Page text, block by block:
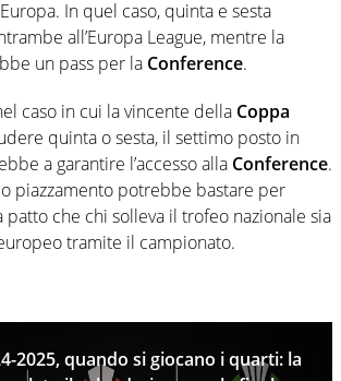
In quel caso, quinta e sesta
all’Europa League, mentre la
un pass per la Conference.
caso in cui la vincente della Coppa
quinta o sesta, il settimo posto in
a garantire l’accesso alla Conference.
piazzamento potrebbe bastare per
patto che chi solleva il trofeo nazionale sia
tramite il campionato.
2025, quando si giocano i quarti: la